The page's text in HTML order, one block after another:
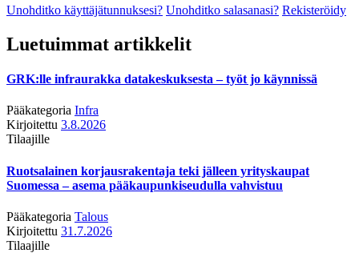
Unohditko käyttäjätunnuksesi? Unohditko salasanasi? Rekisteröidy
Luetuimmat artikkelit
GRK:lle infraurakka datakeskuksesta – työt jo käynnissä
Pääkategoria Infra
Kirjoitettu 3.8.2026
Tilaajille
Ruotsalainen korjausrakentaja teki jälleen yrityskaupat
Suomessa – asema pääkaupunkiseudulla vahvistuu
Pääkategoria Talous
Kirjoitettu 31.7.2026
Tilaajille